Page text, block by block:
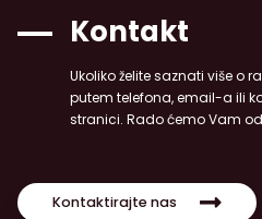
Kontakt
Ukoliko želite saznati više o
putem telefona, email-a ili
stranici. Rado ćemo Vam
Kontaktirajte nas